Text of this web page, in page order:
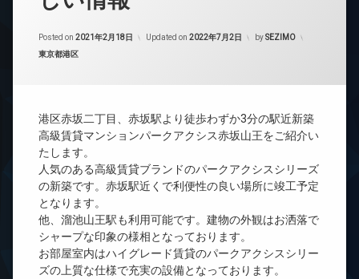
Posted on 2021年2月18日 Updated on 2022年7月2日 bySEZIMO
カテゴリー:
東京都港区
港区赤坂二丁目、赤坂駅より徒歩わずか3分の駅近新築
高級賃貸マンションパークアクシス赤坂山王をご紹介い
たします。
人気のある高級賃貸ブランドのパークアクシスシリーズ
の新築です。赤坂駅近くで利便性の良い場所に竣工予定
となります。
他、溜池山王駅も利用可能です。建物の外観はお洒落で
シャープな印象の様相となっております。
お部屋室内はハイグレード賃貸のパークアクシスシリー
ズの上質な仕様で充実の設備となっております。